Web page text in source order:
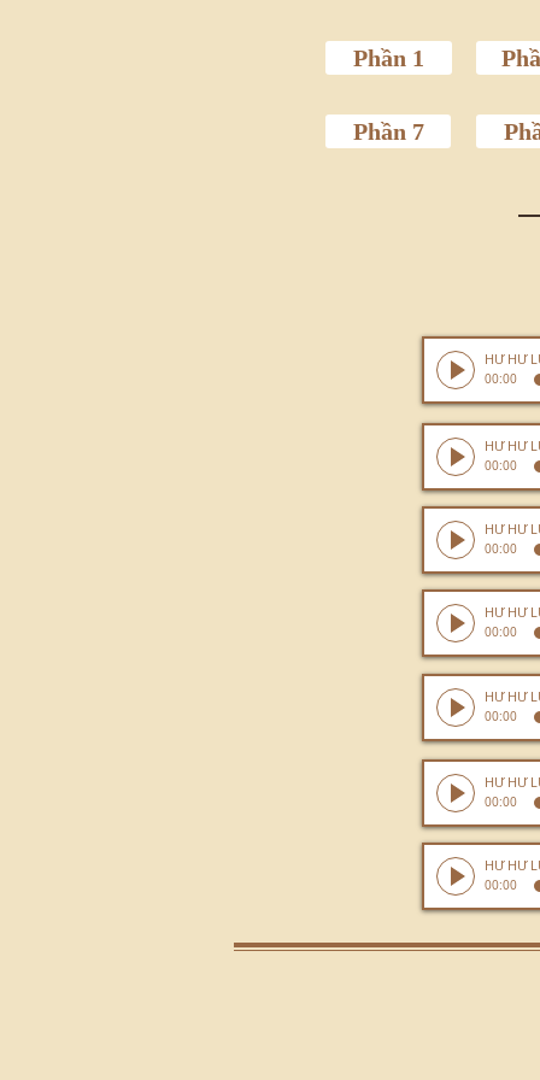
Phần 1
Phần 7
00:00
00:00
00:00
00:00
00:00
00:00
00:00